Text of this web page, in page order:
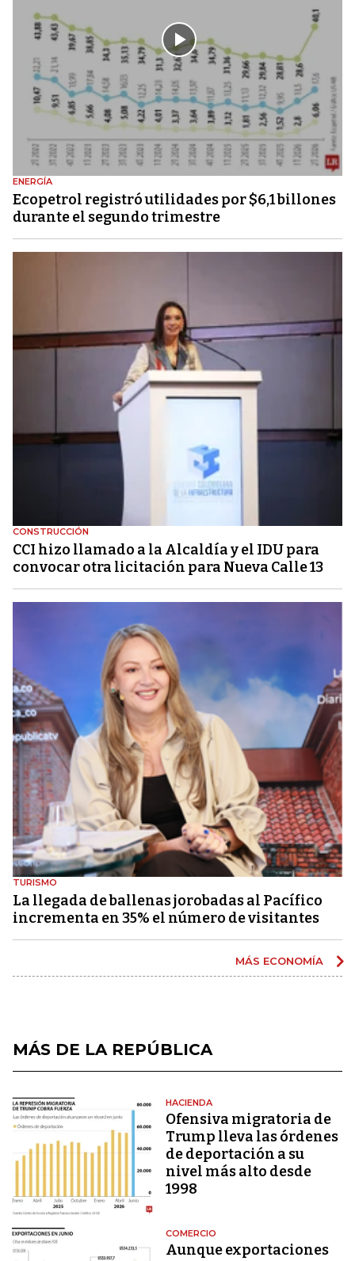
ENERGÍA
Ecopetrol registró utilidades por $6,1 billones
durante el segundo trimestre
CONSTRUCCIÓN
CCI hizo llamado a la Alcaldía y el IDU para
convocar otra licitación para Nueva Calle 13
TURISMO
La llegada de ballenas jorobadas al Pacífico
incrementa en 35% el número de visitantes
MÁS ECONOMÍA
MÁS DE LA REPÚBLICA
HACIENDA
Ofensiva migratoria de
Trump lleva las órdenes
de deportación a su
nivel más alto desde
1998
COMERCIO
Aunque exportaciones